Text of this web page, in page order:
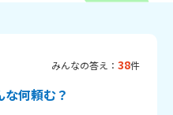
みんなの答え： 38件
何頼む？